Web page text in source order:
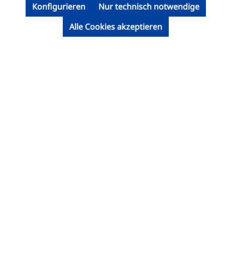
Nur technisch notwendige
Konfigurieren
Alle Cookies akzeptieren